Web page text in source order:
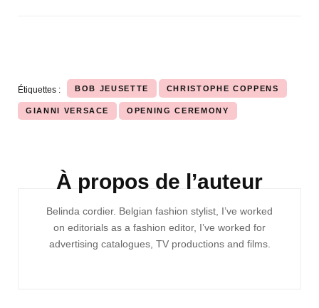
Étiquettes : BOB JEUSETTE CHRISTOPHE COPPENS
GIANNI VERSACE OPENING CEREMONY
d'article
À propos de l’auteur
Belinda cordier. Belgian fashion stylist, I’ve worked
on editorials as a fashion editor, I’ve worked for
advertising catalogues, TV productions and films.